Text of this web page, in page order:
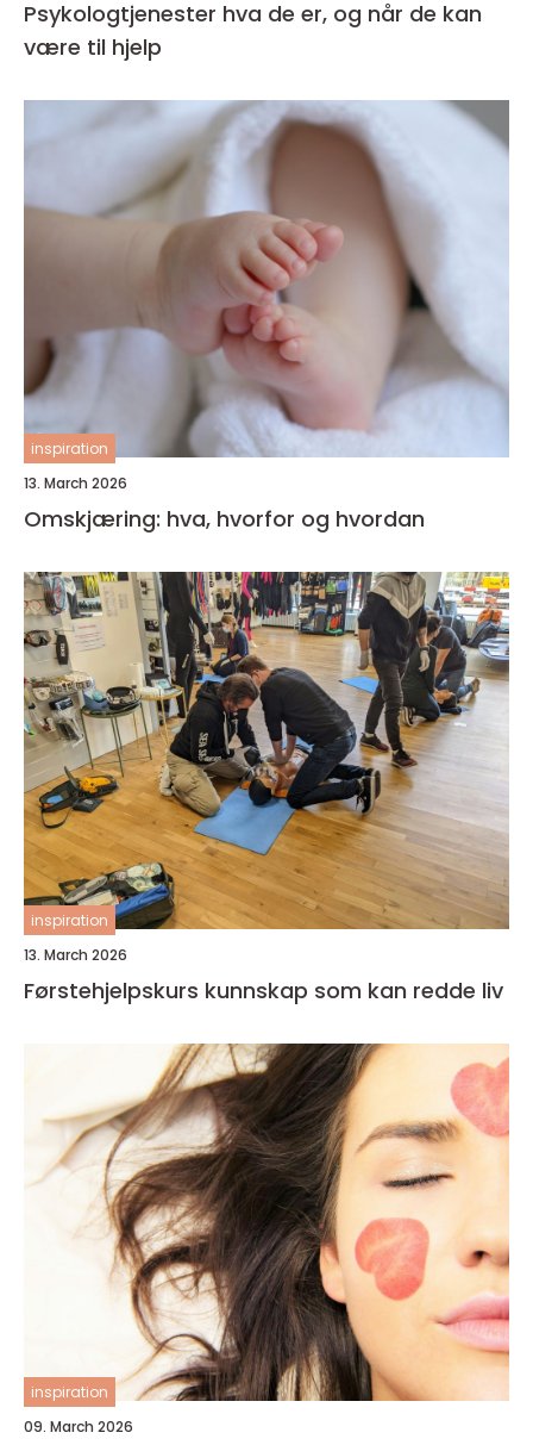
Psykologtjenester hva de er, og når de kan
være til hjelp
inspiration
13. March 2026
Omskjæring: hva, hvorfor og hvordan
inspiration
13. March 2026
Førstehjelpskurs kunnskap som kan redde liv
inspiration
09. March 2026